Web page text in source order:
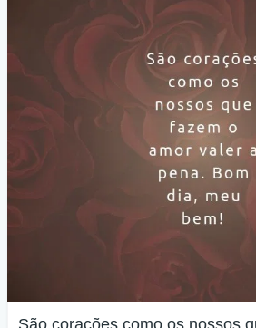
São corações como os nossos